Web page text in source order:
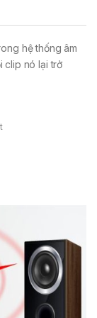
hệ thống âm
clip nó lại trở